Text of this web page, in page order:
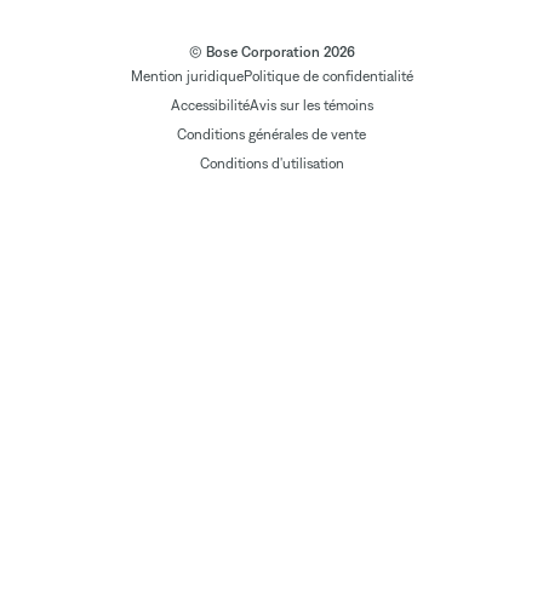
© Bose Corporation 2026
Mention juridiquePolitique de confidentialité
AccessibilitéAvis sur les témoins
Conditions générales de vente
Conditions d'utilisation